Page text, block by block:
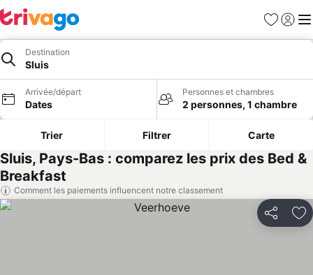
Favoris
Se
Destination
Sluis
Arrivée/départ
Dates
Personnes et chambres
2 personnes, 1 chambre
Trier Filtrer Carte
Sluis, Pays-Bas : comparez les prix des Bed &
Breakfast
Comment les paiements influencent notre classement
Partager